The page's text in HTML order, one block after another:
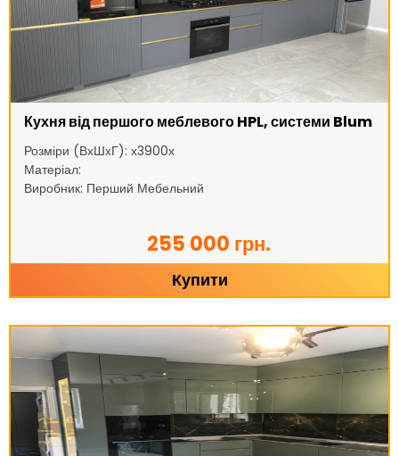
Кухня від першого меблевого HPL, системи Blum
Розміри (ВхШхГ): х3900х
Матеріал:
Виробник: Перший Мебельний
255 000 грн.
Купити